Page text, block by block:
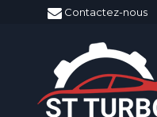
ST-TurboContactez-nous